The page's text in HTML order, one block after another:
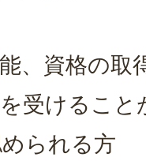
、資格の取
受けるこ
られる方